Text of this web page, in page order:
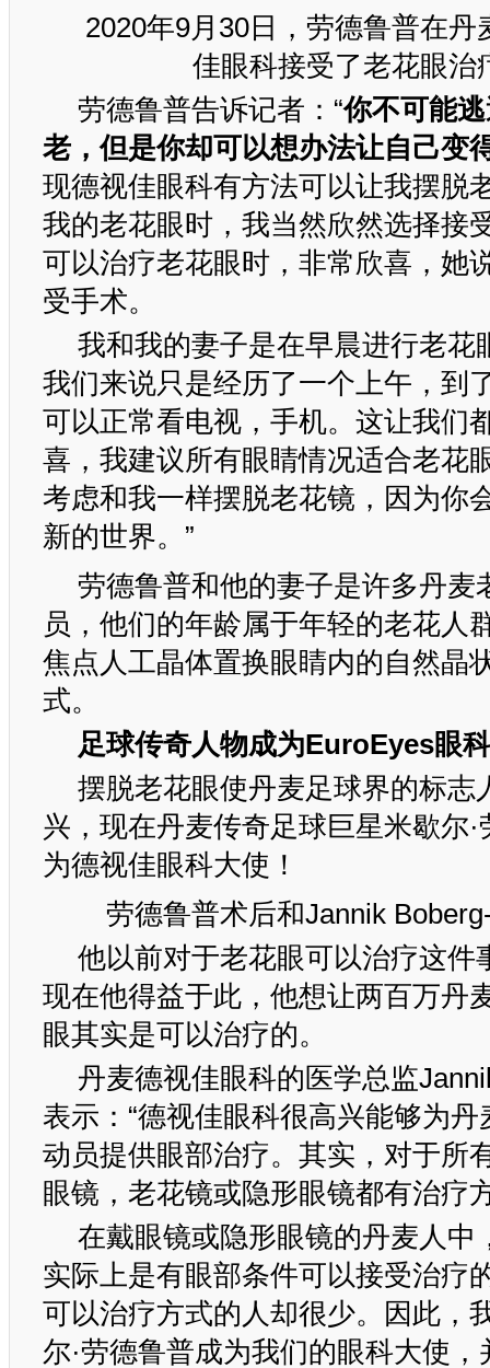
2020年9月30日，劳德鲁普在丹
佳眼科接受了老花眼治
劳德鲁普告诉记者：“你不可能
老，但是你却可以想办法让自己变
现德视佳眼科有方法可以让我摆脱
我的老花眼时，我当然欣然选择接
可以治疗老花眼时，非常欣喜，她
受手术。
我和我的妻子是在早晨进行老花
我们来说只是经历了一个上午，到
可以正常看电视，手机。这让我们
喜，我建议所有眼睛情况适合老花
考虑和我一样摆脱老花镜，因为你
新的世界。”
劳德鲁普和他的妻子是许多丹麦
员，他们的年龄属于年轻的老花人
焦点人工晶体置换眼睛内的自然晶
式。
足球传奇人物成为EuroEyes眼
摆脱老花眼使丹麦足球界的标志
兴，现在丹麦传奇足球巨星米歇尔
为德视佳眼科大使！
劳德鲁普术后和Jannik
他以前对于老花眼可以治疗这件
现在他得益于此，他想让两百万丹
眼其实是可以治疗的。
丹麦德视佳眼科的医学总监
表示：“德视佳眼科很高兴能够为
动员提供眼部治疗。其实，对于所
眼镜，老花镜或隐形眼镜都有治疗
在戴眼镜或隐形眼镜的丹麦人中
实际上是有眼部条件可以接受治疗
可以治疗方式的人却很少。因此，
尔·劳德鲁普成为我们的眼科大使